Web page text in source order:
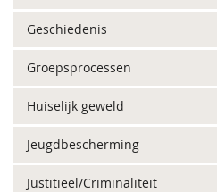
Geschiedenis
Groepsprocessen
Huiselijk geweld
Jeugdbescherming
Justitieel/Criminaliteit